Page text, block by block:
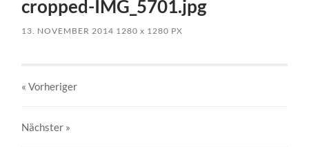
cropped-IMG_5701.jpg
13. NOVEMBER 2014 1280x 1280 PX
« Vorheriger
Nächster »